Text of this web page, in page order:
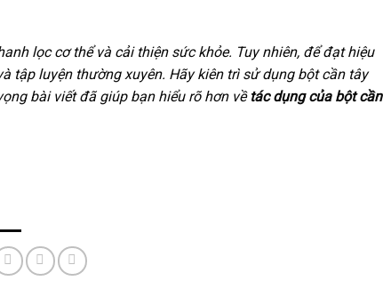
lọc cơ thể và cải thiện sức khỏe. Tuy nhiên, để đạt hiệu
tập luyện thường xuyên. Hãy kiên trì sử dụng bột cần tây
bài viết đã giúp bạn hiểu rõ hơn về tác dụng của bột cần